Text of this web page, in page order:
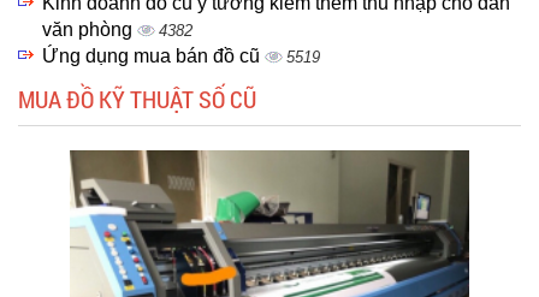
văn phòng
4382
Ứng dụng mua bán đồ cũ 5519
MUA ĐỒ KỸ THUẬT SỐ CŨ